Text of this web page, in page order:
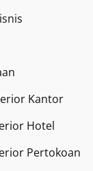
Kantor
Hotel
Pertokoan